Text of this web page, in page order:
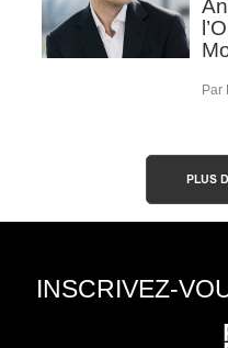
Par
PLUS
INSCRIVEZ-